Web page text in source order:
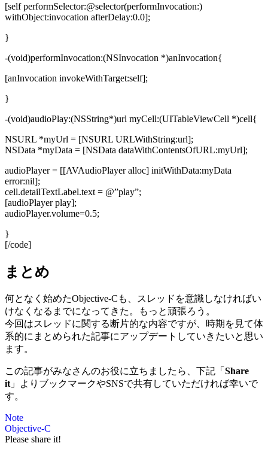
[self performSelector:@selector(performInvocation:)
withObject:invocation afterDelay:0.0];
}
-(void)performInvocation:(NSInvocation *)anInvocation{
[anInvocation invokeWithTarget:self];
}
-(void)audioPlay:(NSString*)url myCell:(UITableViewCell *)cell{
NSURL *myUrl = [NSURL URLWithString:url];
NSData *myData = [NSData dataWithContentsOfURL:myUrl];
audioPlayer = [[AVAudioPlayer alloc] initWithData:myData
error:nil];
cell.detailTextLabel.text = @”play”;
[audioPlayer play];
audioPlayer.volume=0.5;
}
[/code]
まとめ
何となく始めたObjective-Cも、スレッドを意識しなければい
けなくなるまでになってきた。もっと頑張ろう。
今回はスレッドに関する断片的な内容ですが、時期を見て体
系的にまとめられた記事にアップデートしていきたいと思い
ます。
この記事がみなさんのお役に立ちましたら、下記「 Share
it」よりブックマークやSNSで共有していただければ幸いで
す。
Note
Objective-C
Please share it!